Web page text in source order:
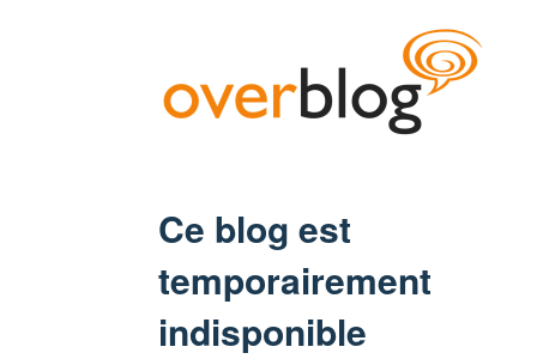
Ce blog est
temporairement
indisponible